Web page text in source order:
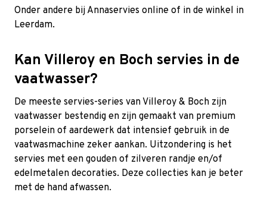
Onder andere bij Annaservies online of in de winkel in
Leerdam.
Kan Villeroy en Boch servies in de
vaatwasser?
De meeste servies-series van Villeroy & Boch zijn
vaatwasser bestendig en zijn gemaakt van premium
porselein of aardewerk dat intensief gebruik in de
vaatwasmachine zeker aankan. Uitzondering is het
servies met een gouden of zilveren randje en/of
edelmetalen decoraties. Deze collecties kan je beter
met de hand afwassen.